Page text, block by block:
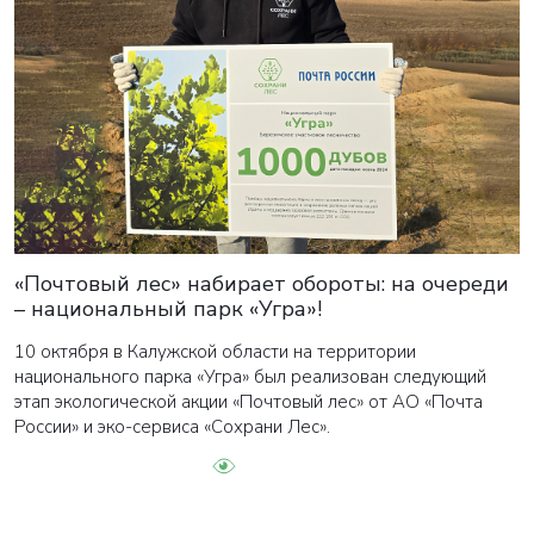
«Почтовый лес» набирает обороты: на очереди
– национальный парк «Угра»!
10 октября в Калужской области на территории
национального парка «Угра» был реализован следующий
этап экологической акции «Почтовый лес» от АО «Почта
России» и эко-сервиса «Сохрани Лес».